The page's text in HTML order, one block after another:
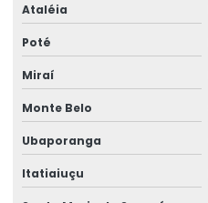
Ataléia
Poté
Miraí
Monte Belo
Ubaporanga
Itatiaiuçu